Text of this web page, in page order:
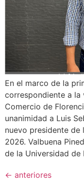
En el marco de la
correspondiente a la
Comercio de
unanimidad a Luis
nuevo presidente
2026. Valbuena
de la Universidad de
← anteriores